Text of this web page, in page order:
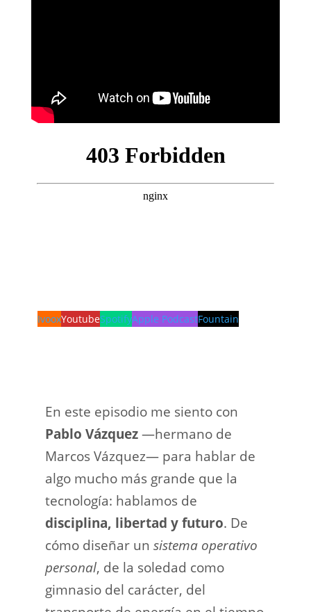
IvooxYoutubeSpotifyApple PodcastFountain
En este episodio me siento con
Pablo Vázquez—hermano de
Marcos Vázquez— para hablar de
algo mucho más grande que la
tecnología: hablamos de
disciplina, libertad y futuro. De
cómo diseñar un sistema operativo
personal, de la soledad como
gimnasio del carácter, del